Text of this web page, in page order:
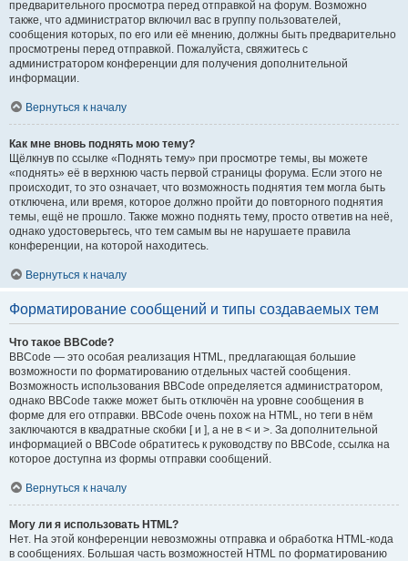
предварительного просмотра перед отправкой на форум. Возможно
также, что администратор включил вас в группу пользователей,
сообщения которых, по его или её мнению, должны быть предварительно
просмотрены перед отправкой. Пожалуйста, свяжитесь с
администратором конференции для получения дополнительной
информации.
Вернуться к началу
Как мне вновь поднять мою тему?
Щёлкнув по ссылке «Поднять тему» при просмотре темы, вы можете
«поднять» её в верхнюю часть первой страницы форума. Если этого не
происходит, то это означает, что возможность поднятия тем могла быть
отключена, или время, которое должно пройти до повторного поднятия
темы, ещё не прошло. Также можно поднять тему, просто ответив на неё,
однако удостоверьтесь, что тем самым вы не нарушаете правила
конференции, на которой находитесь.
Вернуться к началу
Форматирование сообщений и типы создаваемых тем
Что такое BBCode?
BBCode — это особая реализация HTML, предлагающая большие
возможности по форматированию отдельных частей сообщения.
Возможность использования BBCode определяется администратором,
однако BBCode также может быть отключён на уровне сообщения в
форме для его отправки. BBCode очень похож на HTML, но теги в нём
заключаются в квадратные скобки [ и ], а не в < и >. За дополнительной
информацией о BBCode обратитесь к руководству по BBCode, ссылка на
которое доступна из формы отправки сообщений.
Вернуться к началу
Могу ли я использовать HTML?
Нет. На этой конференции невозможны отправка и обработка HTML-кода
в сообщениях. Большая часть возможностей HTML по форматированию